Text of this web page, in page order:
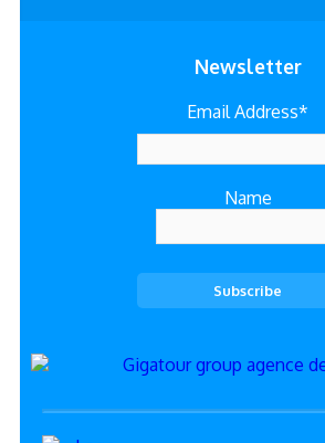
Newsletter
Email Address*
Name